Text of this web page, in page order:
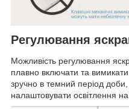
Регулювання
Можливість регулювання
плавно включати та
зручно в темний період
налаштовувати освітлення